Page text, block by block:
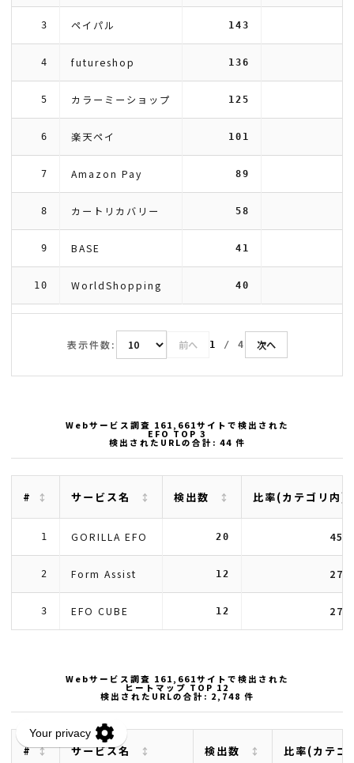
3 ペイパル 143
4 futureshop 136
5 カラーミーショップ 125
6 楽天ペイ 101
7 Amazon Pay 89
8 カートリカバリー 58
9 BASE 41
10 WorldShopping 40
表示件数: 前へ 1 / 4 次へ
Webサービス調査 161,661サイトで検出された
EFO TOP 3
検出されたURLの合計: 44 件
# サービス名 検出数 比率(カテゴリ内)
1 GORILLA EFO 20
2 Form Assist 12
3 EFO CUBE 12
Webサービス調査 161,661サイトで検出された
ヒートマップ TOP 12
検出されたURLの合計: 2,748 件
# サービス名 検出数 比率(カテ